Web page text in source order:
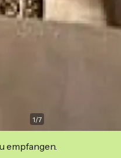
1/7
empfangen.